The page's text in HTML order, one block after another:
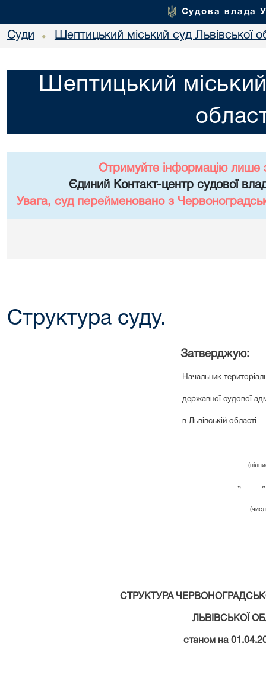
Судова влада
Суди • Шептицький міський суд Львівської
Шептицький міський
Отримуйте інформацію лише
Єдиний Контакт-центр судової
Увага, суд перейменовано з
Структура суду.
Затверджую:
Начальник
державної судової
в Львівській області
СТРУКТУРА
ЛЬВІВСЬКОЇ
станом на